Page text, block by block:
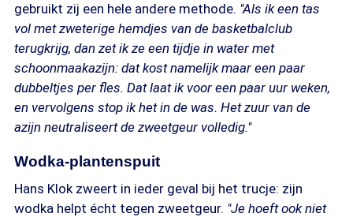
gebruikt zij een hele andere methode. "Als ik een tas
vol met zweterige hemdjes van de basketbalclub
terugkrijg, dan zet ik ze een tijdje in water met
schoonmaakazijn: dat kost namelijk maar een paar
dubbeltjes per fles. Dat laat ik voor een paar uur weken,
en vervolgens stop ik het in de was. Het zuur van de
azijn neutraliseert de zweetgeur volledig."
Wodka-plantenspuit
Hans Klok zweert in ieder geval bij het trucje: zijn
wodka helpt écht tegen zweetgeur. "Je hoeft ook niet